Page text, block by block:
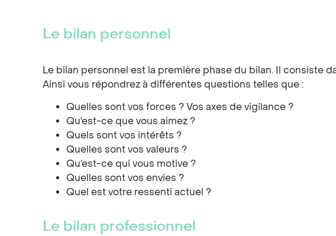
Le bilan personnel
Le bilan personnel est la première phase du bilan. Il consiste
Ainsi vous répondrez à différentes questions telles que :
Quelles sont vos forces ? Vos axes de vigilance ?
Qu’est-ce que vous aimez ?
Quels sont vos intérêts ?
Quelles sont vos valeurs ?
Qu’est-ce qui vous motive ?
Quelles sont vos envies ?
Quel est votre ressenti actuel ?
Le bilan professionnel